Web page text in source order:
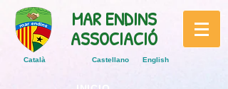
MAR ENDINS
ASSOCIACIÓ
Català Castellano English